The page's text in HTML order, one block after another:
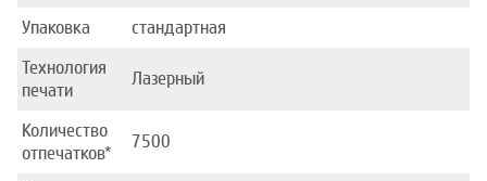
Упаковка
стандартная
Технология
печати
Лазерный
Количество
отпечатков*
7500